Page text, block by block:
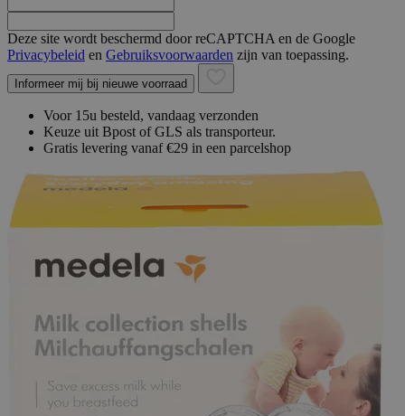
Deze site wordt beschermd door reCAPTCHA en de Google
Privacybeleid en Gebruiksvoorwaarden zijn van toepassing.
Informeer mij bij nieuwe voorraad
Voor 15u besteld, vandaag verzonden
Keuze uit Bpost of GLS als transporteur.
Gratis levering vanaf €29 in een parcelshop